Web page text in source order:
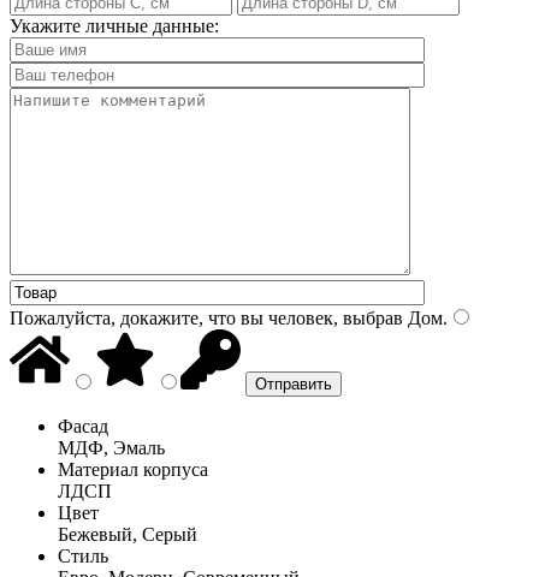
Укажите личные данные:
Пожалуйста, докажите, что вы человек, выбрав Дом.
Фасад
МДФ, Эмаль
Материал корпуса
ЛДСП
Цвет
Бежевый, Серый
Стиль